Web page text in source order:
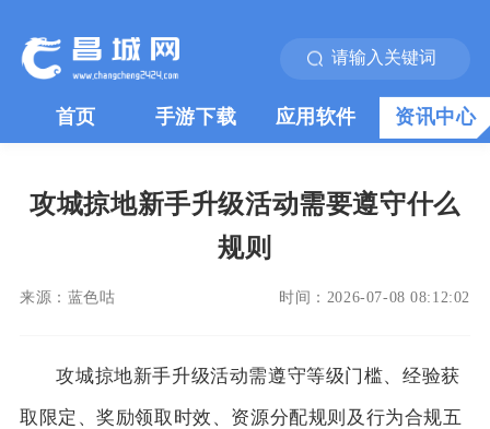
首页 手游下载 应用软件 资讯中心
攻城掠地新手升级活动需要遵守什么
规则
来源： 蓝色咕 时间： 2026-07-08 08:12:02
攻城掠地新手升级活动需遵守等级门槛、经验获
取限定、奖励领取时效、资源分配规则及行为合规五